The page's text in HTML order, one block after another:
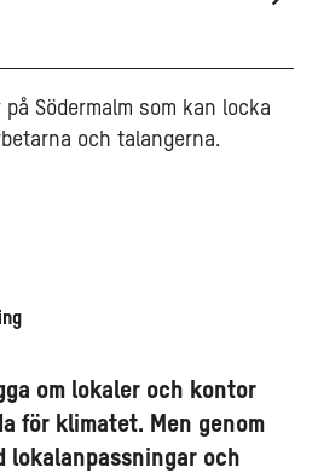
Södermalm som kan locka
och talangerna.
om lokaler och kontor
för klimatet. Men genom
lokalanpassningar och